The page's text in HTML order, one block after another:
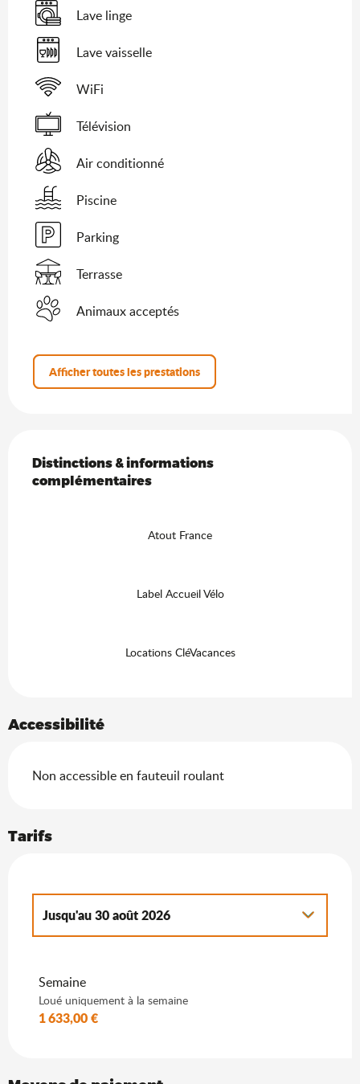
Lave linge
Lave vaisselle
WiFi
Télévision
Air conditionné
Piscine
Parking
Terrasse
Animaux acceptés
Afficher toutes les prestations
Distinctions & informations complémentaires
Distinctions & informations
complémentaires
Atout France
Label Accueil Vélo
Locations CléVacances
Accessibilité
Non accessible en fauteuil roulant
Tarifs
Du5 avril 2026 au 27 juin 2026
Jusqu'au30 août 2026
Semaine
Loué uniquement à la semaine
1 633,00 €